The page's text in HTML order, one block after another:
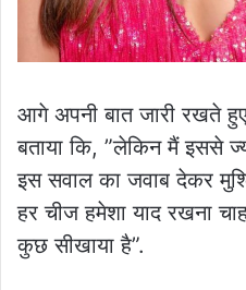
आगे अपनी बात जारी रखते हुए
बताया कि, ”लेकिन मैं इससे
इस सवाल का जवाब देकर
हर चीज हमेशा याद रखना
कुछ सीखाया है”.